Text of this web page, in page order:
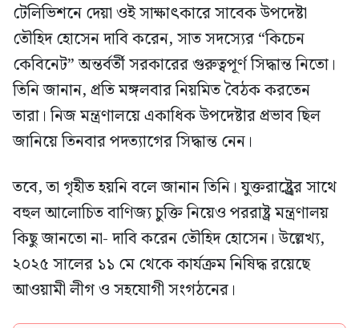
টেলিভিশনে দেয়া ওই সাক্ষাৎকারে সাবেক উপদেষ্টা
তৌহিদ হোসেন দাবি করেন, সাত সদস্যের “কিচেন
কেবিনেট” অন্তর্বর্তী সরকারের গুরুত্বপূর্ণ সিদ্ধান্ত নিতো।
তিনি জানান, প্রতি মঙ্গলবার নিয়মিত বৈঠক করতেন
তারা। নিজ মন্ত্রণালয়ে একাধিক উপদেষ্টার প্রভাব ছিল
জানিয়ে তিনবার পদত্যাগের সিদ্ধান্ত নেন।
তবে, তা গৃহীত হয়নি বলে জানান তিনি। যুক্তরাষ্ট্র্রের সাথে
বহুল আলোচিত বাণিজ্য চুক্তি নিয়েও পররাষ্ট্র মন্ত্রণালয়
কিছু জানতো না- দাবি করেন তৌহিদ হোসেন। উল্লেখ্য,
২০২৫ সালের ১১ মে থেকে কার্যক্রম নিষিদ্ধ রয়েছে
আওয়ামী লীগ ও সহযোগী সংগঠনের।